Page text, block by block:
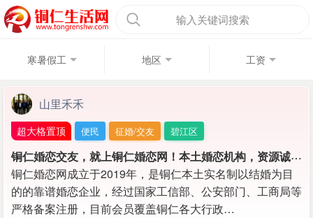
输入关键词搜索
寒暑假工 地区 工资
山里禾禾
超大格置顶 便民 征婚/交友 碧江区
铜
仁婚恋交友，就上铜仁婚恋网！本土婚恋机构，资源诚信靠谱！！
铜仁婚恋网成立于2019年，是铜仁本土实名制以结婚为目
的的靠谱婚恋企业，经过国家工信部、公安部门、工商局等
严格备案注册，目前会员覆盖铜仁各大行政…